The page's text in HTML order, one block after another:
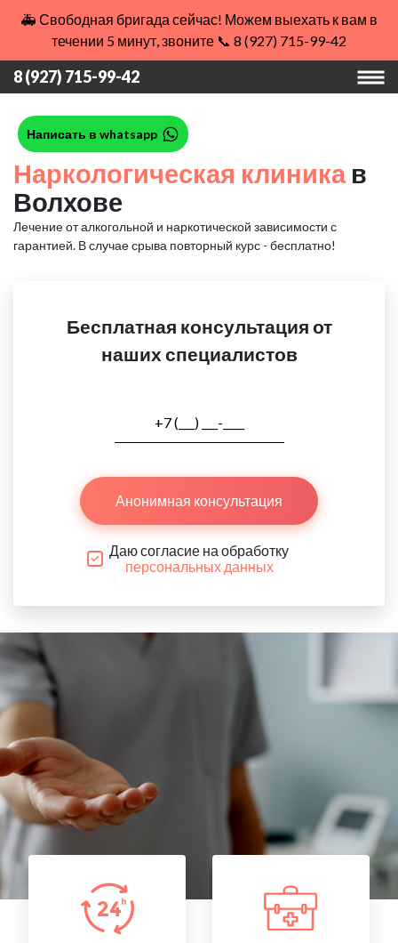
🚑 Свободная бригада сейчас! Можем выехать к вам в
течении 5 минут, звоните 📞 8 (927) 715-99-42
8 (927) 715-99-42
Написать в whatsapp
Наркологическая клиникав
Волхове
Лечение от алкогольной и наркотической зависимости с
гарантией. В случае срыва повторный курс - бесплатно!
Бесплатная консультация от
наших специалистов
Анонимная консультация
Даю согласие на обработку
персональных данных